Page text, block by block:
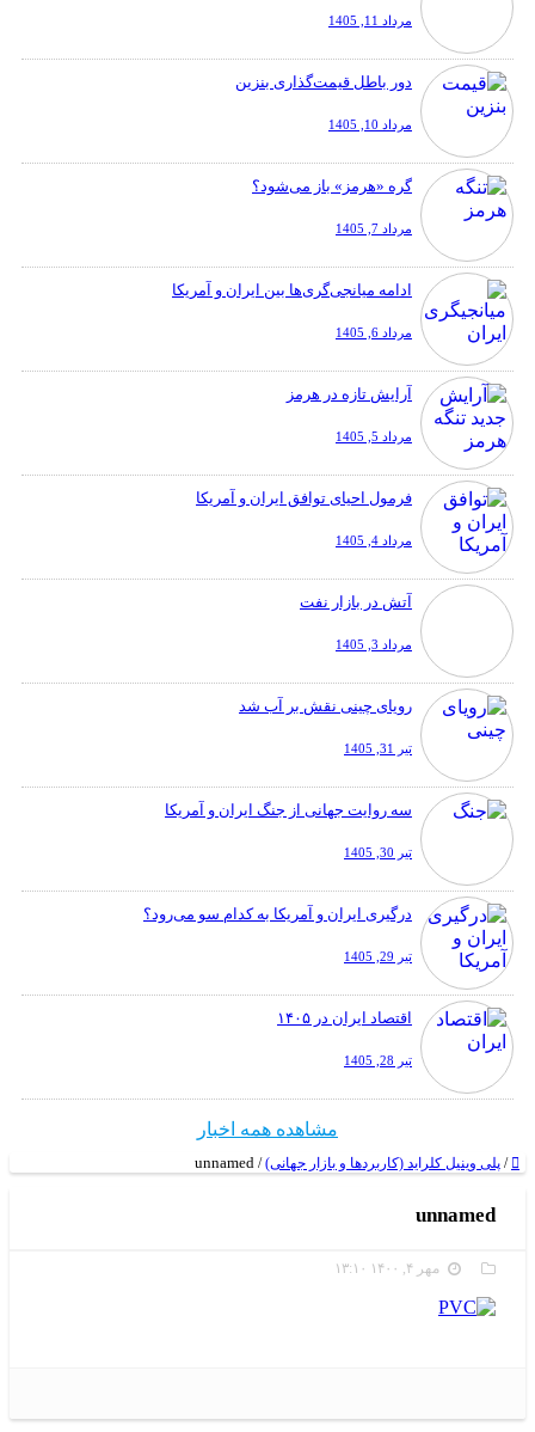
مرداد 11, 1405
دور باطل قیمت‌گذاری بنزین
مرداد 10, 1405
گره «هرمز» باز می‌شود؟
مرداد 7, 1405
ادامه میانجی‌گری‌ها بین ایران و آمریکا
مرداد 6, 1405
آرایش تازه در هرمز
مرداد 5, 1405
فرمول احیای توافق ایران و آمریکا
مرداد 4, 1405
آتش در بازار نفت
مرداد 3, 1405
رویای چینی نقش بر آب شد
تیر 31, 1405
سه روایت جهانی از جنگ ایران و آمریکا
تیر 30, 1405
درگیری ایران و آمریکا به کدام سو می‌رود؟
تیر 29, 1405
اقتصاد ایران در ۱۴۰۵
تیر 28, 1405
مشاهده همه اخبار
/ پلی وینیل کلراید (کاربردها و بازار جهانی)/
unnamed
unnamed
مهر ۴, ۱۴۰۰ ۱۳:۱۰